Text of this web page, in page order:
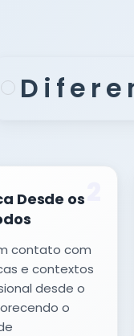
Desde os
contato com
e contextos
desde o
o